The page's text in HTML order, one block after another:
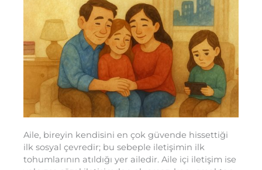
Aile, bireyin kendisini en çok güvende hissettiği
ilk sosyal çevredir; bu sebeple iletişimin ilk
tohumlarının atıldığı yer ailedir. Aile içi iletişim ise